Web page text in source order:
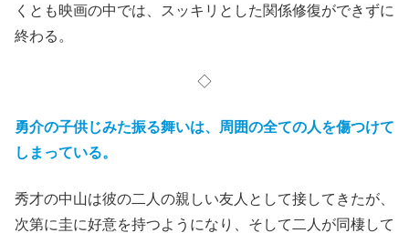
くとも映画の中では、スッキリとした関係修復ができずに
終わる。
◇
勇介の子供じみた振る舞いは、周囲の全ての人を傷つけて
しまっている。
秀才の中山は彼の二人の親しい友人として接してきたが、
次第に圭に好意を持つようになり、そして二人が同棲して